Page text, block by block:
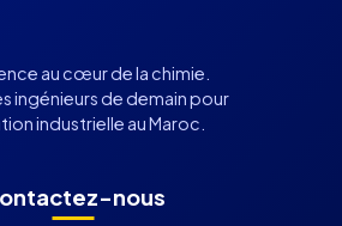
au cœur de la chimie.
ingénieurs de demain pour
industrielle au Maroc.
nous